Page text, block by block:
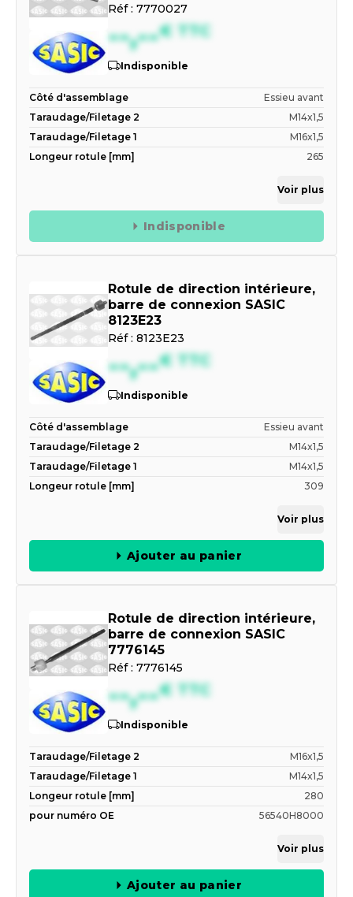
Réf : 7770027
--,--€ TTC
Indisponible
Côté d'assemblage
Essieu avant
Taraudage/Filetage 2
M14x1,5
Taraudage/Filetage 1
M16x1,5
Longeur rotule [mm]
265
Voir plus
Indisponible
Rotule de direction intérieure,
barre de connexion SASIC
8123E23
Réf : 8123E23
--,--€ TTC
Indisponible
Côté d'assemblage
Essieu avant
Taraudage/Filetage 2
M14x1,5
Taraudage/Filetage 1
M14x1,5
Longeur rotule [mm]
309
Voir plus
Ajouter au panier
Rotule de direction intérieure,
barre de connexion SASIC
7776145
Réf : 7776145
--,--€ TTC
Indisponible
Taraudage/Filetage 2
M16x1,5
Taraudage/Filetage 1
M14x1,5
Longeur rotule [mm]
280
pour numéro OE
56540H8000
Voir plus
Ajouter au panier